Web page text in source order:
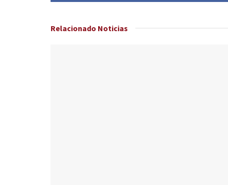
Relacionado Noticias